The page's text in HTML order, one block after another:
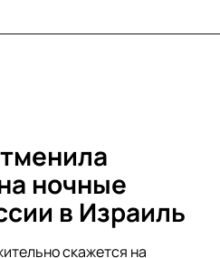
ночные
в Израиль
скажется на